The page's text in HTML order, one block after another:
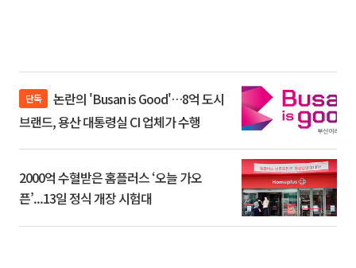
단독
브랜드, 용산 대통령실 CI 업체가 수행
2000억 수혈받은 홈플러스 ‘오늘 가오
픈’...13일 정식 개장 시험대